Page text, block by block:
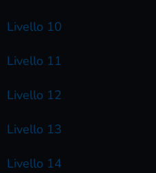
Livello 10
Livello 11
Livello 12
Livello 13
Livello 14